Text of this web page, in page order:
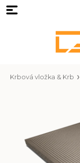
Krbová vložka & Krb